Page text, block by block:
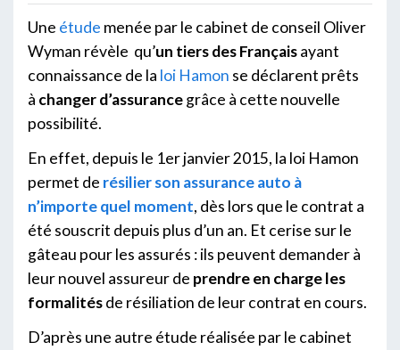
Une étude menée par le cabinet de conseil Oliver
Wyman révèle qu’un tiers des Françaisayant
connaissance de la loi Hamon se déclarent prêts
à changer d’assurancegrâce à cette nouvelle
possibilité.
En effet, depuis le 1er janvier 2015, la loi Hamon
permet de résilier son assurance auto à
n’importe quel moment, dès lors que le contrat a
été souscrit depuis plus d’un an. Et cerise sur le
gâteau pour les assurés : ils peuvent demander à
leur nouvel assureur de prendre en charge les
formalitésde résiliation de leur contrat en cours.
D’après une autre étude réalisée par le cabinet